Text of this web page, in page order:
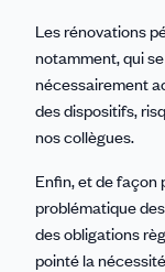
Les rénovations
notamment, qui
nécessairement
des dispositifs,
nos collègues.
Enfin, et de façon
problématique
des obligations
pointé la